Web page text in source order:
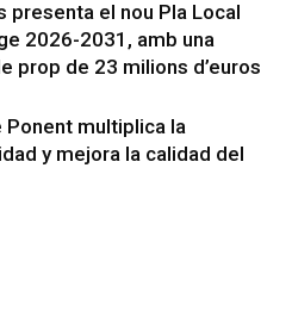
presenta el nou Pla Local
2026-2031, amb una
prop de 23 milions d’euros
Ponent multiplica la
y mejora la calidad del